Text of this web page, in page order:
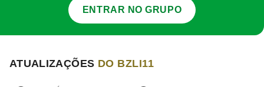
ENTRAR NO GRUPO
ATUALIZAÇÕES DO BZLI11